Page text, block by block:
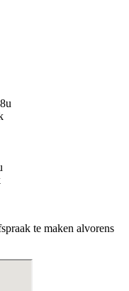
te maken alvorens